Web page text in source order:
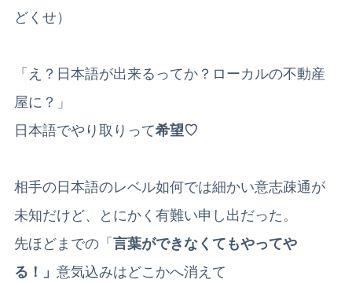
どくせ）
「え？日本語が出来るってか？ローカルの不動産
屋に？」
日本語でやり取りって希望♡
相手の日本語のレベル如何では細かい意志疎通が
未知だけど、とにかく有難い申し出だった。
先ほどまでの「 言葉ができなくてもやってや
る！」 意気込みはどこかへ消えて